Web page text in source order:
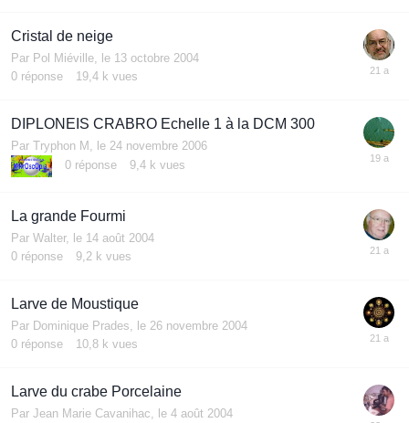
Cristal de neige
Par Pol Miéville, le 13 octobre 2004
0 réponse 19,4 k vues
DIPLONEIS CRABRO Echelle 1 à la DCM 300
Par Tryphon M , le 24 novembre 2006
0 réponse 9,4 k vues
La grande Fourmi
Par Walter, le 14 août 2004
0 réponse 9,2 k vues
Larve de Moustique
Par Dominique Prades
le 26 novembre 2004
0 réponse 10,8 k vues
Larve du crabe Porcelaine
Par Jean Marie Cavanihac
le 4 août 2004